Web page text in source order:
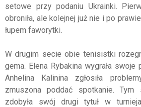
setowe przy podaniu Ukrainki.
obroniła, ale kolejnej już nie i po
łupem faworytki.
W drugim secie obie tenisistki
gema. Elena Rybakina wygrała swoje
Anhelina Kalinina zgłosiła
zmuszona poddać spotkanie. Tym
zdobyła swój drugi tytuł w